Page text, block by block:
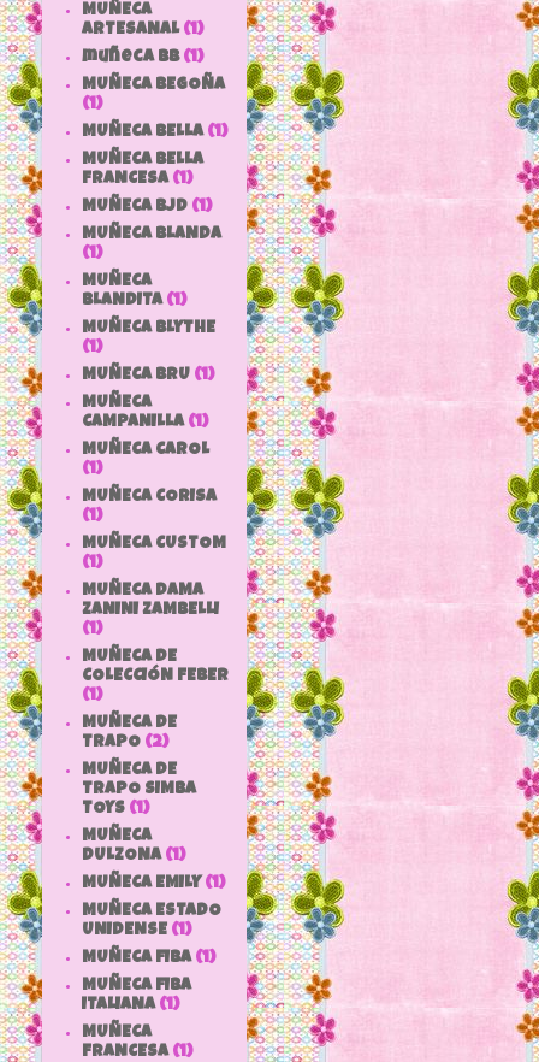
MUÑECA
ARTESANAL (1)
muñeca bb (1)
MUÑECA BEGOÑA
(1)
MUÑECA BELLA (1)
MUÑECA BELLA
FRANCESA (1)
MUÑECA BJD (1)
MUÑECA BLANDA
(1)
MUÑECA
BLANDITA (1)
MUÑECA BLYTHE
(1)
MUÑECA BRU (1)
MUÑECA
CAMPANILLA (1)
MUÑECA CAROL
(1)
MUÑECA CORISA
(1)
MUÑECA CUSTOM
(1)
MUÑECA DAMA
ZANINI ZAMBELLI
(1)
MUÑECA DE
COLECCIÓN FEBER
(1)
MUÑECA DE
TRAPO (2)
MUÑECA DE
TRAPO SIMBA
TOYS (1)
MUÑECA
DULZONA (1)
MUÑECA EMILY (1)
MUÑECA ESTADO
UNIDENSE (1)
MUÑECA FIBA (1)
MUÑECA FIBA
ITALIANA (1)
MUÑECA
FRANCESA (1)